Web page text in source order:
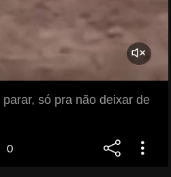
só pra não deixar de
0